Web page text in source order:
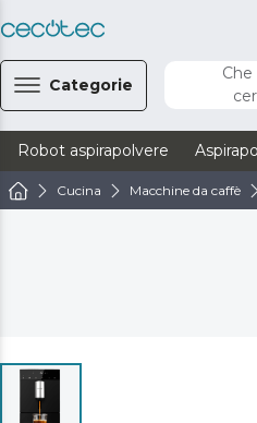
Categorie
Che
Robot aspirapolvere
Cucina Macchine da caffè